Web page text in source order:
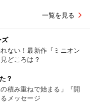
一覧を見る
ズ
ない！最新作『ミニオン
どころは？
？
積み重ねで始まる」『開
メッセージ